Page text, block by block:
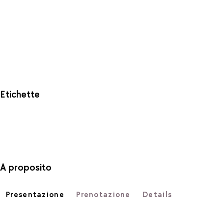
Etichette
A proposito
Presentazione Prenotazione Details